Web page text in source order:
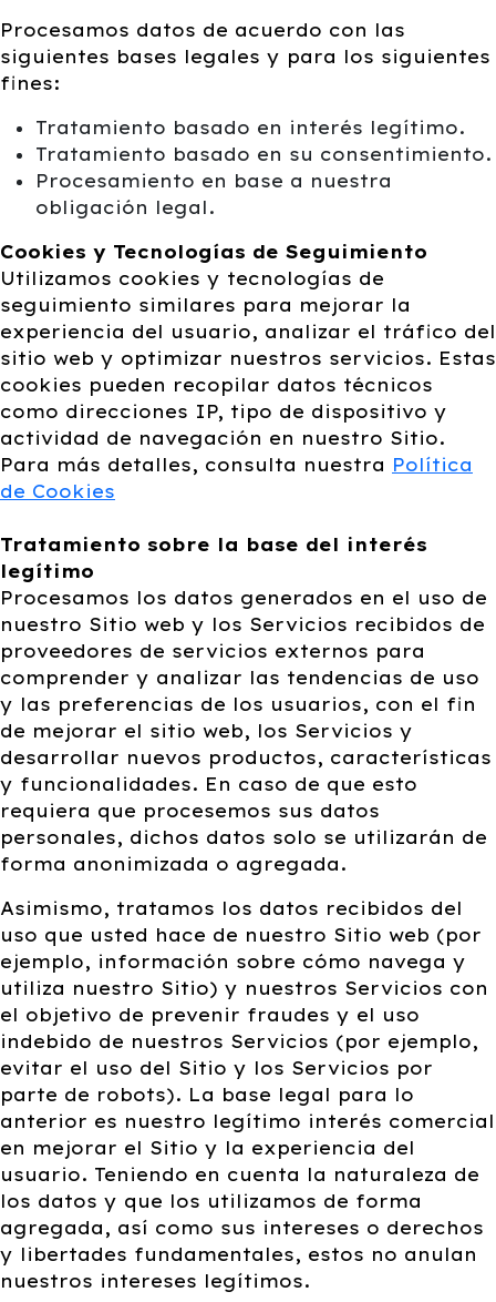
Procesamos datos de acuerdo con las
siguientes bases legales y para los siguientes
fines:
Tratamiento basado en interés legítimo.
Tratamiento basado en su consentimiento.
Procesamiento en base a nuestra
obligación legal.
Cookies y Tecnologías de Seguimiento
Utilizamos cookies y tecnologías de
seguimiento similares para mejorar la
experiencia del usuario, analizar el tráfico del
sitio web y optimizar nuestros servicios. Estas
cookies pueden recopilar datos técnicos
como direcciones IP, tipo de dispositivo y
actividad de navegación en nuestro Sitio.
Para más detalles, consulta nuestra Política
de Cookies
Tratamiento sobre la base del interés
legítimo
Procesamos los datos generados en el uso de
nuestro Sitio web y los Servicios recibidos de
proveedores de servicios externos para
comprender y analizar las tendencias de uso
y las preferencias de los usuarios, con el fin
de mejorar el sitio web, los Servicios y
desarrollar nuevos productos, características
y funcionalidades. En caso de que esto
requiera que procesemos sus datos
personales, dichos datos solo se utilizarán de
forma anonimizada o agregada.
Asimismo, tratamos los datos recibidos del
uso que usted hace de nuestro Sitio web (por
ejemplo, información sobre cómo navega y
utiliza nuestro Sitio) y nuestros Servicios con
el objetivo de prevenir fraudes y el uso
indebido de nuestros Servicios (por ejemplo,
evitar el uso del Sitio y los Servicios por
parte de robots). La base legal para lo
anterior es nuestro legítimo interés comercial
en mejorar el Sitio y la experiencia del
usuario. Teniendo en cuenta la naturaleza de
los datos y que los utilizamos de forma
agregada, así como sus intereses o derechos
y libertades fundamentales, estos no anulan
nuestros intereses legítimos.